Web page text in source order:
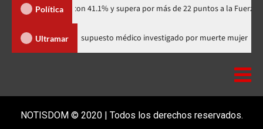
Política
con 41.1% y supera por más de 22 puntos a la Fuerza del Pueblo
Ultramar Salió de RD supuesto médico investigado por
NOTISDOM © 2020 | Todos los derechos reservados.